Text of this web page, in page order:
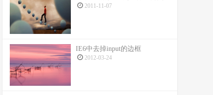
2011-11-07
IE6中去掉input的边框
2012-03-24